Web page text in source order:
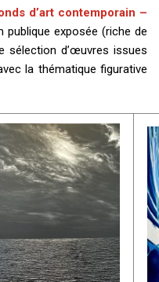
d’art contemporain –
publique exposée (riche de
sélection d’œuvres issues
la thématique figurative